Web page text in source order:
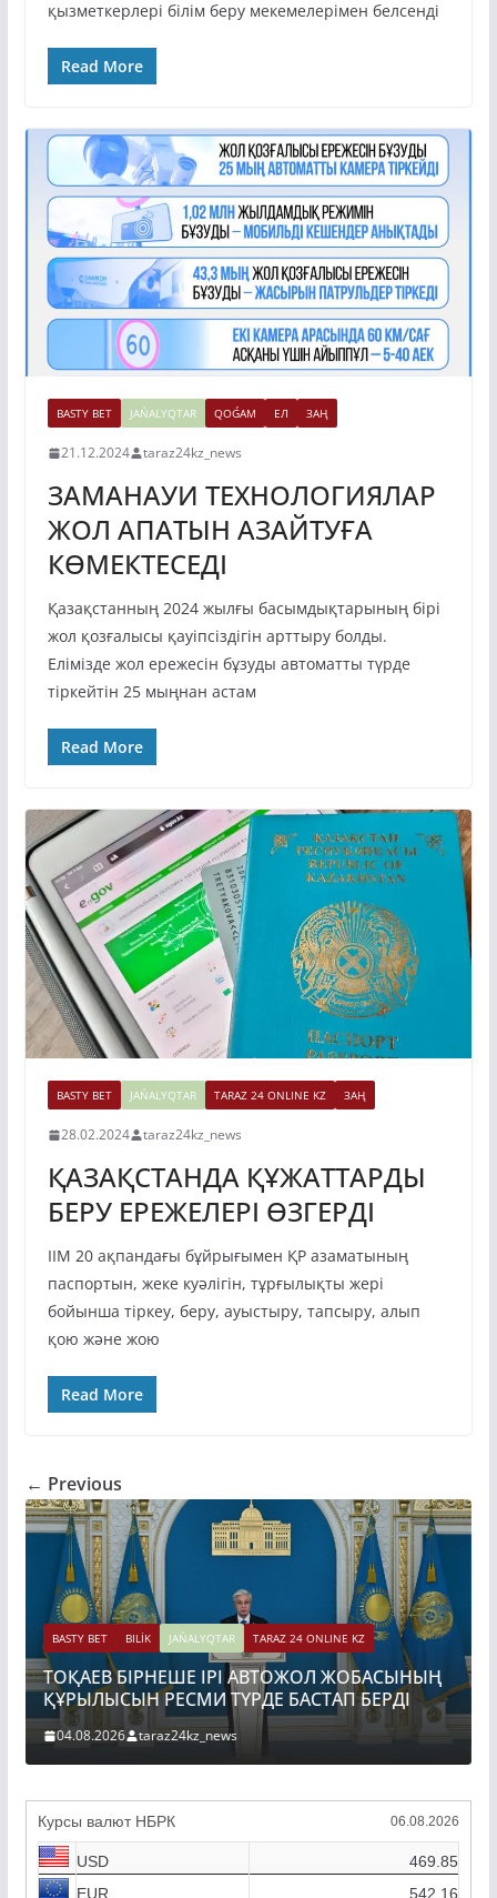
қызметкерлері білім беру мекемелерімен белсенді
Read More
BASTY BET JAŃALYQTAR QOǴAM ЕЛ ЗАҢ
21.12.2024 taraz24kz_news
ЗАМАНАУИ ТЕХНОЛОГИЯЛАР
ЖОЛ АПАТЫН АЗАЙТУҒА
КӨМЕКТЕСЕДІ
Қазақстанның 2024 жылғы басымдықтарының бірі
жол қозғалысы қауіпсіздігін арттыру болды.
Елімізде жол ережесін бұзуды автоматты түрде
тіркейтін 25 мыңнан астам
Read More
BASTY BET JAŃALYQTAR TARAZ 24 ONLINE KZ ЗАҢ
28.02.2024 taraz24kz_news
ҚАЗАҚСТАНДА ҚҰЖАТТАРДЫ
БЕРУ ЕРЕЖЕЛЕРІ ӨЗГЕРДІ
ІІМ 20 ақпандағы бұйрығымен ҚР азаматының
паспортын, жеке куәлігін, тұрғылықты жері
бойынша тіркеу, беру, ауыстыру, тапсыру, алып
қою және жою
Read More
← Previous
JAŃALYQTAR TARAZ 24 ONLINE KZ
ІРІ АВТОЖОЛ ЖОБАСЫНЫҢ
ТҮРДЕ БАСТАП БЕРДІ
BASTY BET BILİK
ҚАЗАҚСТАНДА
ДАМЫТУДЫҢ
БЕКІТІЛДІ
31.07.2026
EUR
542.16